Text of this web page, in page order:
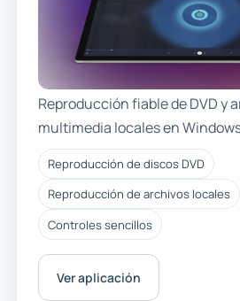
Reproducción fiable de DVD y
multimedia locales en Windows
Reproducción de discos DVD
Reproducción de archivos locales
Controles sencillos
Ver aplicación